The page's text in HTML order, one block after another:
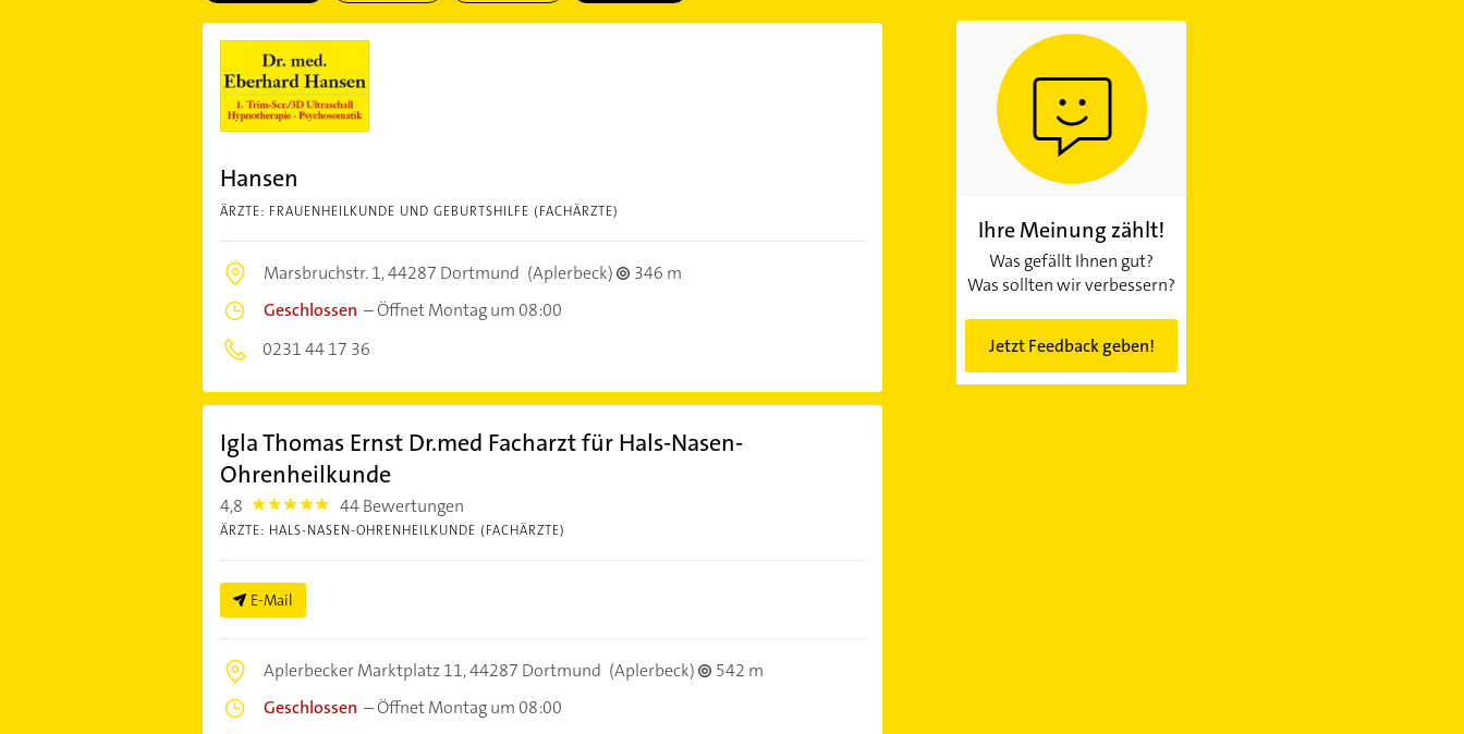
Hansen
ÄRZTE: FRAUENHEILKUNDE UND GEBURTSHILFE (FACHÄRZTE)
Marsbruchstr. 1,44287 Dortmund (Aplerbeck)
346 m
Geschlossen –Öffnet Montag um 08:00
0231 44 17 36
Igla Thomas Ernst Dr.med Facharzt für Hals-Nasen-
Ohrenheilkunde
4,8 4.8 44 Bewertungen
ÄRZTE: HALS-NASEN-OHRENHEILKUNDE (FACHÄRZTE)
E-Mail
Aplerbecker Marktplatz 11,44287 Dortmund (Aplerbeck)
542 m
Geschlossen –Öffnet Montag um 08:00
Ihre Meinung zählt!
Was gefällt Ihnen gut?
Was sollten wir verbessern?
Jetzt Feedback geben!